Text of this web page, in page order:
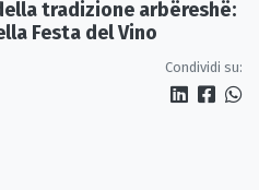
tradizione arbëreshë:
Festa del Vino
Condividi su: